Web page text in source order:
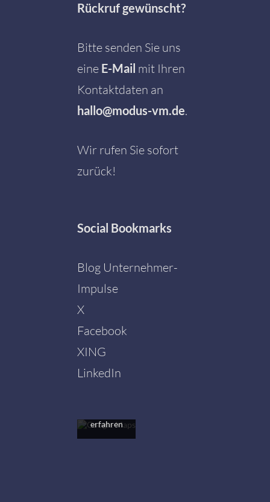
Rückruf gewünscht?
Bitte senden Sie uns
eine E-Mail mit Ihren
Kontaktdaten an
hallo@modus-vm.de.
Wir rufen Sie sofort
zurück!
Social Bookmarks
Blog Unternehmer-
Impulse
X
Facebook
XING
LinkedIn
Mit dem
Karte
Sie die
erfahren